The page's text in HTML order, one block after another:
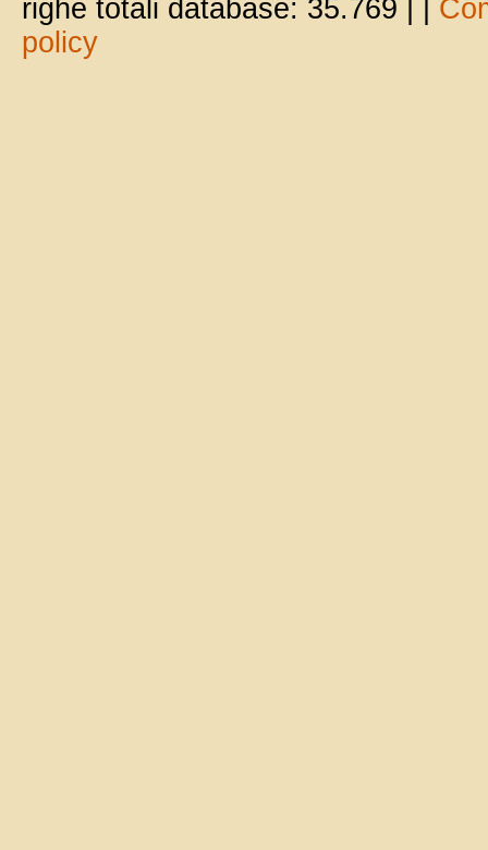
righe totali database: 35.769 |
policy